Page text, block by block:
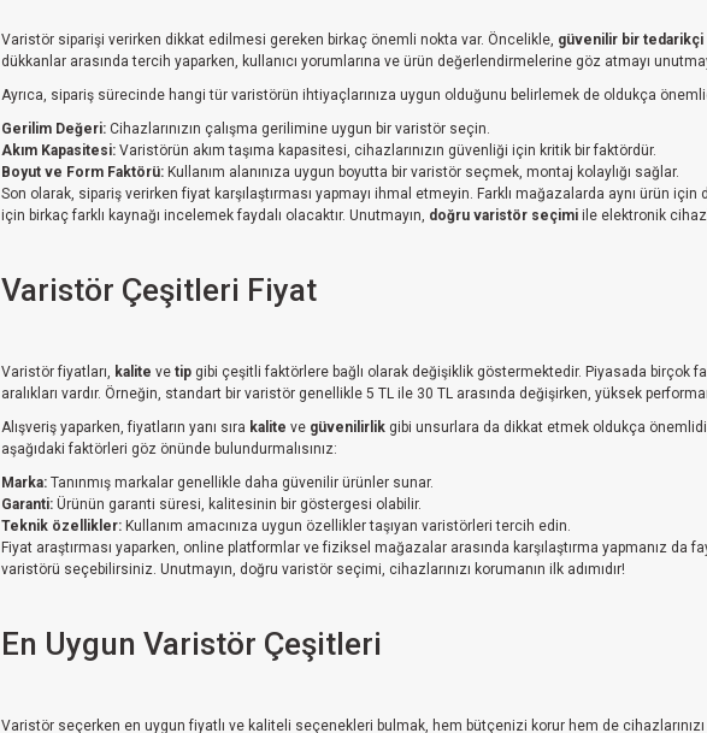
Varistör siparişi verirken dikkat edilmesi gereken birkaç önemli nokta var. Öncelikle, güvenilir bir tedarikçi
dükkanlar arasında tercih yaparken, kullanıcı yorumlarına ve ürün değerlendirmelerine göz atmayı
Ayrıca, sipariş sürecinde hangi tür varistörün ihtiyaçlarınıza uygun olduğunu belirlemek de oldukça
Gerilim Değeri: Cihazlarınızın çalışma gerilimine uygun bir varistör seçin.
Akım Kapasitesi: Varistörün akım taşıma kapasitesi, cihazlarınızın güvenliği için kritik bir faktördür.
Boyut ve Form Faktörü: Kullanım alanınıza uygun boyutta bir varistör seçmek, montaj kolaylığı sağlar.
Son olarak, sipariş verirken fiyat karşılaştırması yapmayı ihmal etmeyin. Farklı mağazalarda aynı ürün
için birkaç farklı kaynağı incelemek faydalı olacaktır. Unutmayın, doğru varistör seçimi ile elektronik
Varistör Çeşitleri Fiyat
Varistör fiyatları, kalite ve tip gibi çeşitli faktörlere bağlı olarak değişiklik göstermektedir. Piyasada birçok
aralıkları vardır. Örneğin, standart bir varistör genellikle 5 TL ile 30 TL arasında değişirken, yüksek
Alışveriş yaparken, fiyatların yanı sıra kalite ve güvenilirlik gibi unsurlara da dikkat etmek oldukça
aşağıdaki faktörleri göz önünde bulundurmalısınız:
Marka: Tanınmış markalar genellikle daha güvenilir ürünler sunar.
Garanti: Ürünün garanti süresi, kalitesinin bir göstergesi olabilir.
Teknik özellikler: Kullanım amacınıza uygun özellikler taşıyan varistörleri tercih edin.
Fiyat araştırması yaparken, online platformlar ve fiziksel mağazalar arasında karşılaştırma yapmanız da
varistörü seçebilirsiniz. Unutmayın, doğru varistör seçimi, cihazlarınızı korumanın ilk adımıdır!
En Uygun Varistör Çeşitleri
Varistör seçerken en uygun fiyatlı ve kaliteli seçenekleri bulmak, hem bütçenizi korur hem de cihazlarınızı